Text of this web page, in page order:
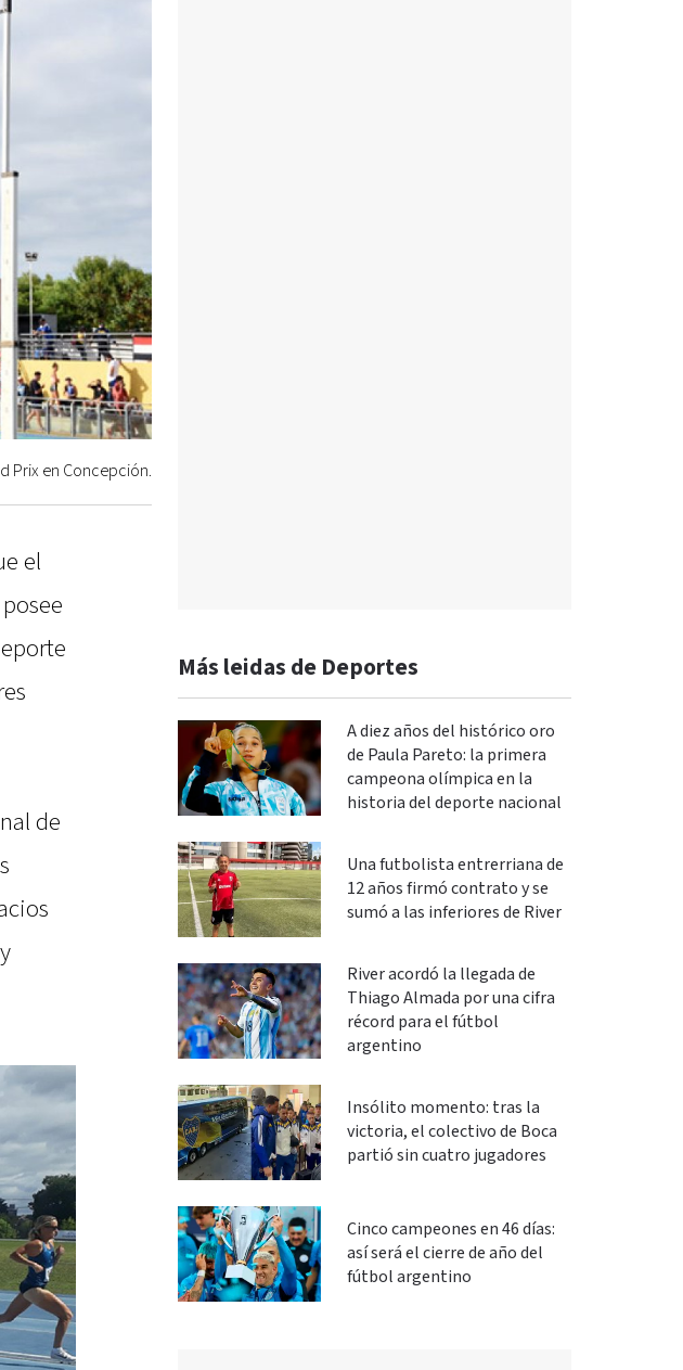
Prix en Concepción.
el
de
Más leidas de Deportes
A diez años del histórico oro
de Paula Pareto: la primera
campeona olímpica en la
historia del deporte nacional
Una futbolista entrerriana de
12 años firmó contrato y se
sumó a las inferiores de River
River acordó la llegada de
Thiago Almada por una cifra
récord para el fútbol
argentino
Insólito momento: tras la
victoria, el colectivo de Boca
partió sin cuatro jugadores
Cinco campeones en 46 días:
así será el cierre de año del
fútbol argentino